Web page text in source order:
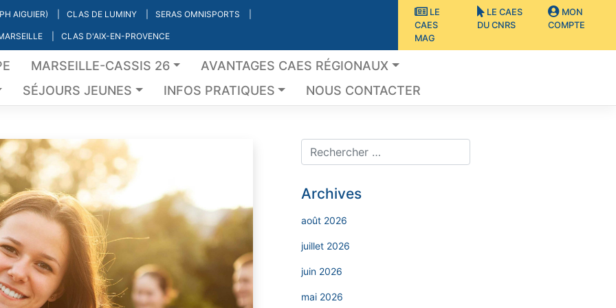
AIGUIER) CLAS DE LUMINY SERAS OMNISPORTS
CLAS D'AIX-EN-PROVENCE
LE
CAES
MAG
LE CAES
DU CNRS
MON
COMPTE
MARSEILLE-CASSIS 26
AVANTAGES CAES RÉGIONAUX
SÉJOURS JEUNES INFOS PRATIQUES NOUS CONTACTER
Archives
août 2026
juillet 2026
juin 2026
mai 2026